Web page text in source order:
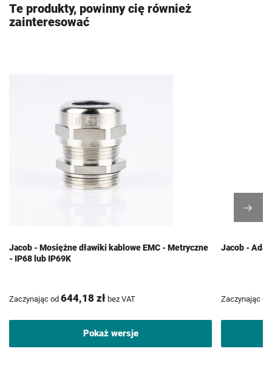
Te produkty, powinny cię również
zainteresować
Jacob - Mosiężne dławiki kablowe EMC - Metryczne
- IP68 lub IP69K
Zaczynając od 644,18 zł bez VAT
Pokaż wersje
Jacob -
Zaczynając od